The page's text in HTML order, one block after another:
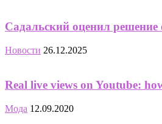
Садальский оценил
Новости 26.12.2025
Real live views on Youtube:
Мода 12.09.2020